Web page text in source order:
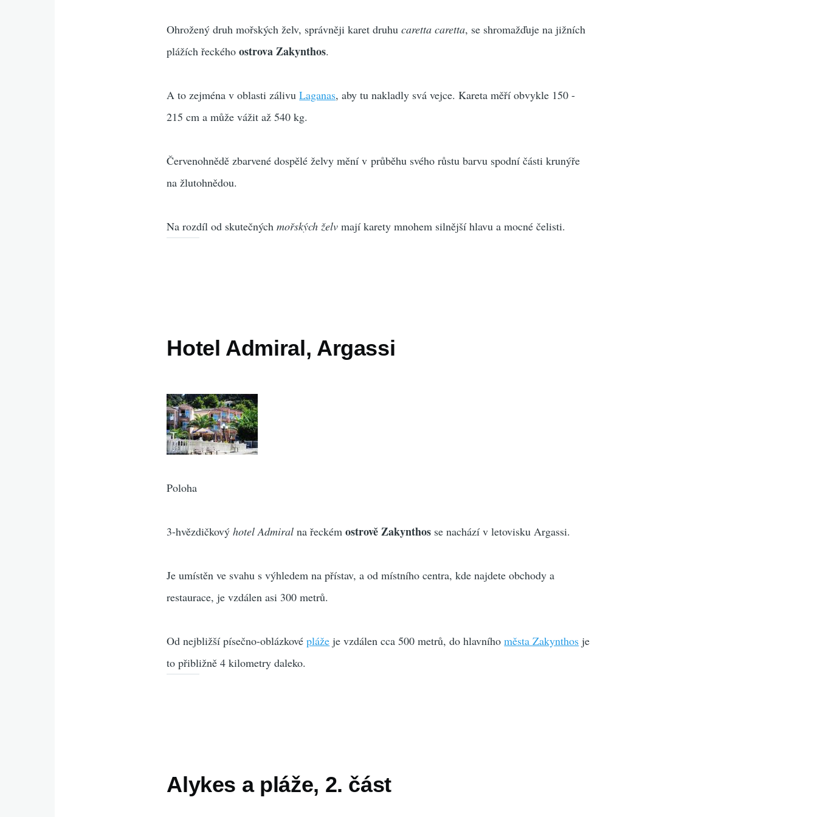
Ohrožený druh mořských želv, správněji karet druhucaretta caretta, se shromažďuje na jižních
plážích řeckéhoostrova Zakynthos.
A to zejména v oblasti zálivuLaganas, aby tu nakladly svá vejce. Kareta měří obvykle 150 -
215 cm a může vážit až 540 kg.
Červenohnědě zbarvené dospělé želvy mění v průběhu svého růstu barvu spodní části krunýře
na žlutohnědou.
Na rozdíl od skutečnýchmořských želv mají karety mnohem silnější hlavu a mocné čelisti.
Hotel Admiral, Argassi
Poloha
3-hvězdičkovýhotel Admiral na řeckémostrově Zakynthos se nachází v letovisku Argassi.
Je umístěn ve svahu s výhledem na přístav, a od místního centra, kde najdete obchody a
restaurace, je vzdálen asi 300 metrů.
Od nejbližší písečno-oblázkovépláže je vzdálen cca 500 metrů, do hlavníhoměsta Zakynthos je
to přibližně 4 kilometry daleko.
Alykes a pláže, 2. část